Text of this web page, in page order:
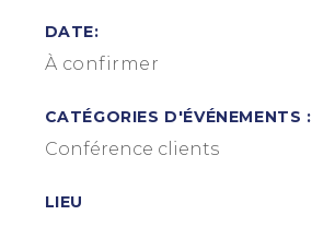
DATE:
À confirmer
CATÉGORIES D'ÉVÉNEMENTS :
Conférence clients
LIEU